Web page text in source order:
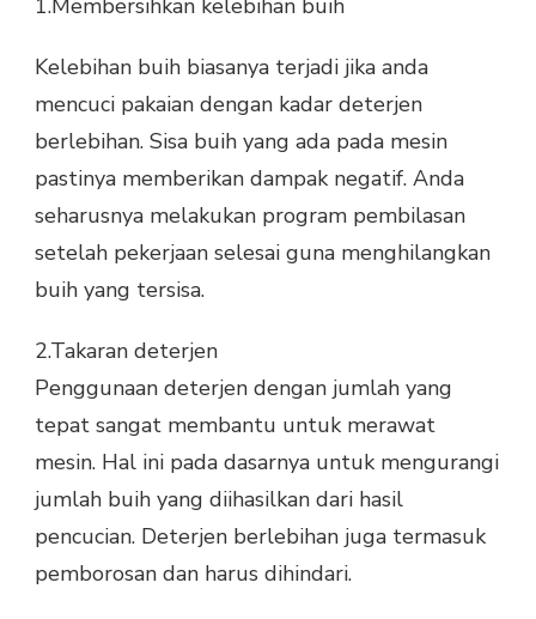
1.Membersihkan kelebihan buih
Kelebihan buih biasanya terjadi jika anda
mencuci pakaian dengan kadar deterjen
berlebihan. Sisa buih yang ada pada mesin
pastinya memberikan dampak negatif. Anda
seharusnya melakukan program pembilasan
setelah pekerjaan selesai guna menghilangkan
buih yang tersisa.
2.Takaran deterjen
Penggunaan deterjen dengan jumlah yang
tepat sangat membantu untuk merawat
mesin. Hal ini pada dasarnya untuk mengurangi
jumlah buih yang diihasilkan dari hasil
pencucian. Deterjen berlebihan juga termasuk
pemborosan dan harus dihindari.